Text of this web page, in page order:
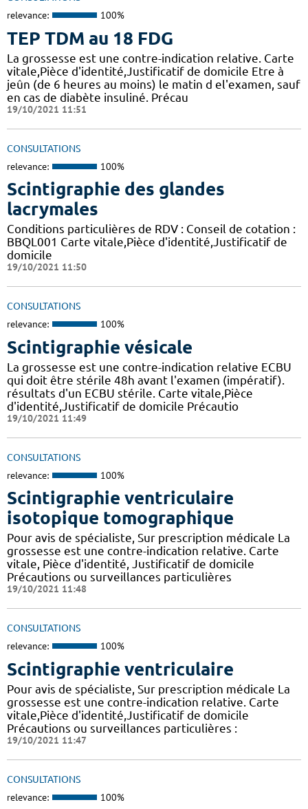
relevance: 100%
TEP TDM au 18 FDG
La grossesse est une contre-indication relative. Carte
vitale,Pièce d'identité,Justificatif de domicile Etre à
jeûn (de 6 heures au moins) le matin d el'examen, sauf
en cas de diabète insuliné. Précau
19/10/2021 11:51
CONSULTATIONS
relevance: 100%
Scintigraphie des glandes
lacrymales
Conditions particulières de RDV : Conseil de cotation :
BBQL001 Carte vitale,Pièce d'identité,Justificatif de
domicile
19/10/2021 11:50
CONSULTATIONS
relevance: 100%
Scintigraphie vésicale
La grossesse est une contre-indication relative ECBU
qui doit être stérile 48h avant l'examen (impératif).
résultats d'un ECBU stérile. Carte vitale,Pièce
d'identité,Justificatif de domicile Précautio
19/10/2021 11:49
CONSULTATIONS
relevance: 100%
Scintigraphie ventriculaire
isotopique tomographique
Pour avis de spécialiste, Sur prescription médicale La
grossesse est une contre-indication relative. Carte
vitale, Pièce d'identité, Justificatif de domicile
Précautions ou surveillances particulières
19/10/2021 11:48
CONSULTATIONS
relevance: 100%
Scintigraphie ventriculaire
Pour avis de spécialiste, Sur prescription médicale La
grossesse est une contre-indication relative. Carte
vitale,Pièce d'identité,Justificatif de domicile
Précautions ou surveillances particulières :
19/10/2021 11:47
CONSULTATIONS
relevance: 100%